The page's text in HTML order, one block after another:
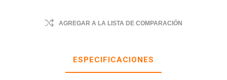
AGREGAR A LA LISTA DE COMPARACIÓN
ESPECIFICACIONES